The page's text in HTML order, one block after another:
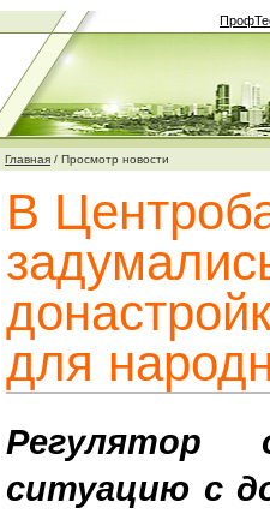
Главная / Просмотр новости
В
для
Регулятор
ситуацию с